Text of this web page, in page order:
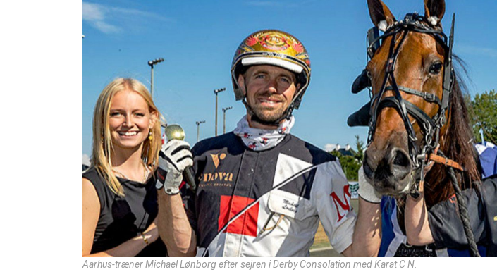
Aarhus-træner Michael Lønborg efter sejren i Derby Consolation med Karat C N.